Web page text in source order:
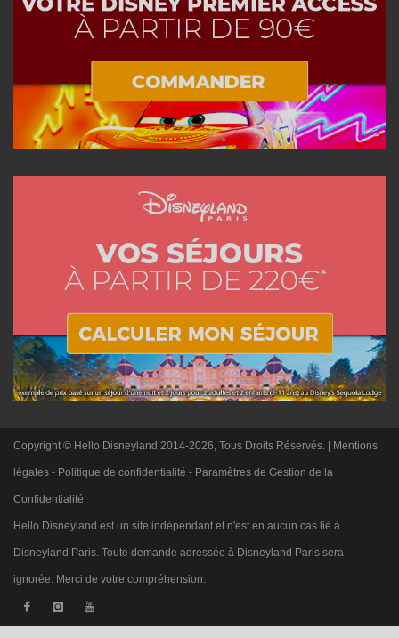
Copyright © Hello Disneyland 2014-2026, Tous Droits Réservés. | Mentions
légales - Politique de confidentialité - Paramètres de Gestion de la
Confidentialité
Hello Disneyland est un site indépendant et n'est en aucun cas lié à
Disneyland Paris. Toute demande adressée à Disneyland Paris sera
ignorée. Merci de votre compréhension.